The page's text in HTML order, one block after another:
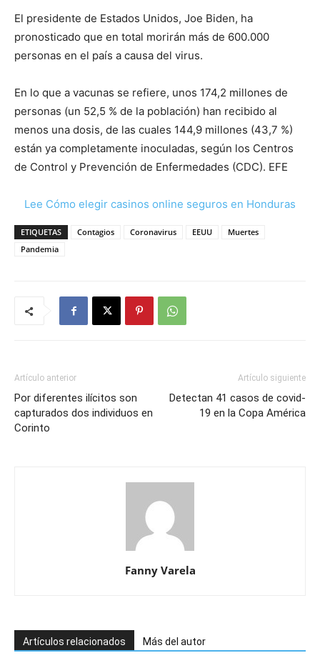
El presidente de Estados Unidos, Joe Biden, ha
pronosticado que en total morirán más de 600.000
personas en el país a causa del virus.
En lo que a vacunas se refiere, unos 174,2 millones de
personas (un 52,5 % de la población) han recibido al
menos una dosis, de las cuales 144,9 millones (43,7 %)
están ya completamente inoculadas, según los Centros
de Control y Prevención de Enfermedades (CDC). EFE
Lee Cómo elegir casinos online seguros en Honduras
ETIQUETAS Contagios Coronavirus EEUU
Muertes
Pandemia
Artículo anterior
Por diferentes ilícitos son
capturados dos individuos en
Corinto
Artículo siguiente
Detectan 41 casos de covid-
19 en la Copa América
Fanny Varela
Artículos relacionados Más del autor